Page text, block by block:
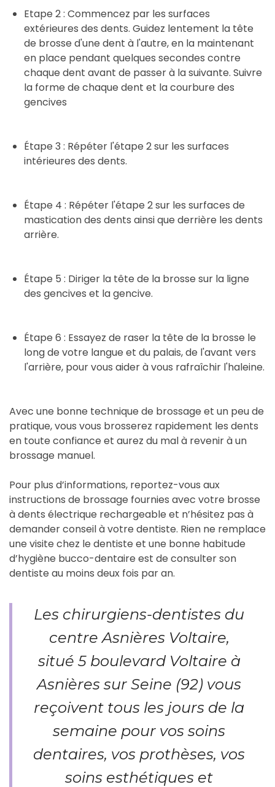
Etape 2 : Commencez par les surfaces
extérieures des dents. Guidez lentement la tête
de brosse d'une dent à l'autre, en la maintenant
en place pendant quelques secondes contre
chaque dent avant de passer à la suivante. Suivre
la forme de chaque dent et la courbure des
gencives
Étape 3 : Répéter l'étape 2 sur les surfaces
intérieures des dents.
Étape 4 : Répéter l'étape 2 sur les surfaces de
mastication des dents ainsi que derrière les dents
arrière.
Étape 5 : Diriger la tête de la brosse sur la ligne
des gencives et la gencive.
Étape 6 : Essayez de raser la tête de la brosse le
long de votre langue et du palais, de l'avant vers
l'arrière, pour vous aider à vous rafraîchir l'haleine.
Avec une bonne technique de brossage et un peu de
pratique, vous vous brosserez rapidement les dents
en toute confiance et aurez du mal à revenir à un
brossage manuel.
Pour plus d’informations, reportez-vous aux
instructions de brossage fournies avec votre brosse
à dents électrique rechargeable et n’hésitez pas à
demander conseil à votre dentiste. Rien ne remplace
une visite chez le dentiste et une bonne habitude
d’hygiène bucco-dentaire est de consulter son
dentiste au moins deux fois par an.
Les chirurgiens-dentistes du
centre Asnières Voltaire,
situé 5 boulevard Voltaire à
Asnières sur Seine (92) vous
reçoivent tous les jours de la
semaine pour vos soins
dentaires, vos prothèses, vos
soins esthétiques et